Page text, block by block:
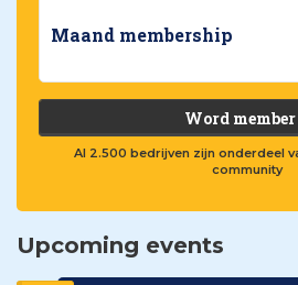
Maand membership
Word member
Al 2.500 bedrijven zijn onderdeel
community
Upcoming events